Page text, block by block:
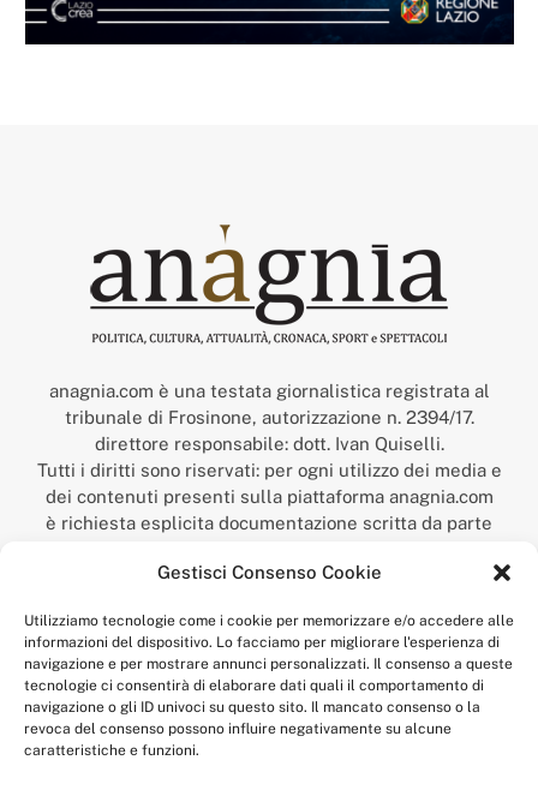
Gestisci Consenso Cookie
Utilizziamo tecnologie come i cookie per memorizzare e/o accedere alle
informazioni del dispositivo. Lo facciamo per migliorare l'esperienza di
navigazione e per mostrare annunci personalizzati. Il consenso a queste
tecnologie ci consentirà di elaborare dati quali il comportamento di
navigazione o gli ID univoci su questo sito. Il mancato consenso o la
revoca del consenso possono influire negativamente su alcune
caratteristiche e funzioni.
anagnia.com è una testata giornalistica registrata al
tribunale di Frosinone, autorizzazione n. 2394/17.
direttore responsabile: dott. Ivan Quiselli.
Tutti i diritti sono riservati: per ogni utilizzo dei media e
dei contenuti presenti sulla piattaforma anagnia.com
è richiesta esplicita documentazione scritta da parte
“Anagnia” è un marchio registrato presso l’Ufficio Italiano
Economico,
num. registrazione: 302017000014044 del 9 febbraio 2017.
Per contatti:redazione@anagnia.com